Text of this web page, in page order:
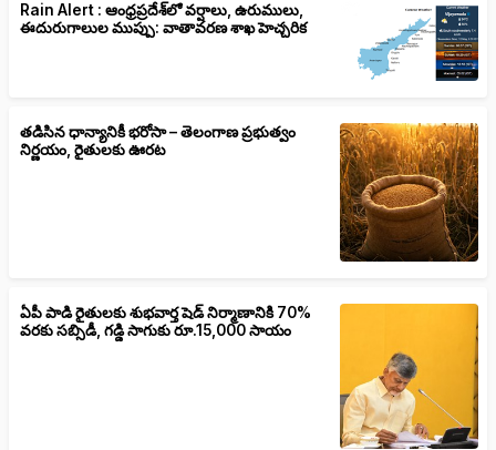
Rain Alert : ఆంధ్రప్రదేశ్‌లో వర్షాలు, ఉరుములు,
ఈదురుగాలుల ముప్పు: వాతావరణ శాఖ హెచ్చరిక
తడిసిన ధాన్యానికీ భరోసా – తెలంగాణ ప్రభుత్వం
నిర్ణయం, రైతులకు ఊరట
ఏపీ పాడి రైతులకు శుభవార్త షెడ్ నిర్మాణానికి 70%
వరకు సబ్సిడీ, గడ్డి సాగుకు రూ.15,000 సాయం